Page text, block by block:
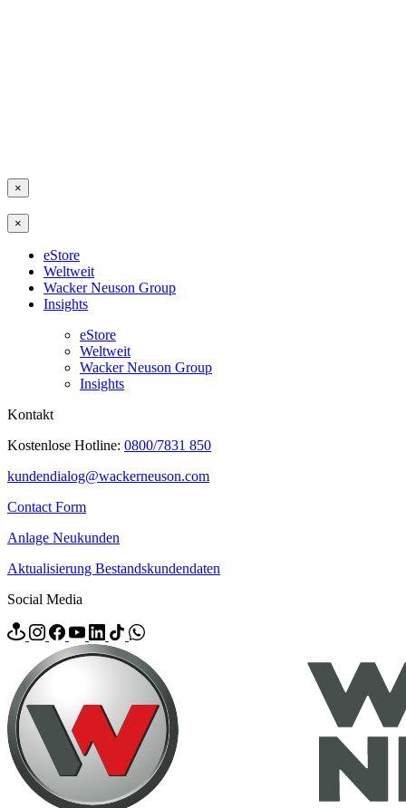
×
×
eStore
Weltweit
Wacker Neuson Group
Insights
eStore
Weltweit
Wacker Neuson Group
Insights
Kontakt
Kostenlose Hotline: 0800/7831 850
kundendialog@wackerneuson.com
Contact Form
Anlage Neukunden
Aktualisierung Bestandskundendaten
Social Media